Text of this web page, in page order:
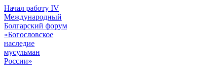
Начал работу IV
Международный
Болгарский форум
«Богословское
наследие
мусульман
России»